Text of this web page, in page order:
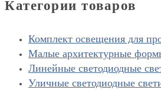
Категории товаров
Комплект освещения для
Малые архитектурные
Линейные светодиодные
Уличные светодиодные